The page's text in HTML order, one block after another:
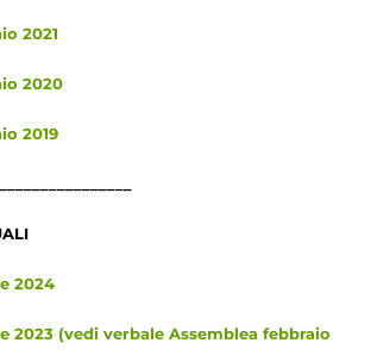
2021
2020
2019
2024
2023 (vedi verbale Assemblea febbraio